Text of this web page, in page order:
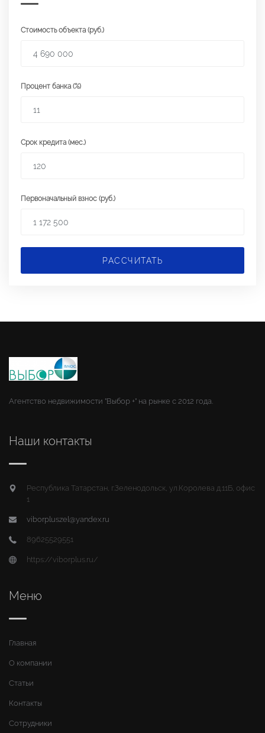
Стоимость объекта (руб.)
Процент банка (%)
Срок кредита (мес.)
Первоначальный взнос (руб.)
РАССЧИТАТЬ
Агентство недвижимости "Выбор +" на рынке с 2012 года.
Наши контакты
Республика Татарстан, г.Зеленодольск, ул.Королева д.11Б, офис
1
viborpluszel@yandex.ru
89625529551
https://viborplus.ru/
Меню
Главная
О компании
Статьи
Контакты
Сотрудники